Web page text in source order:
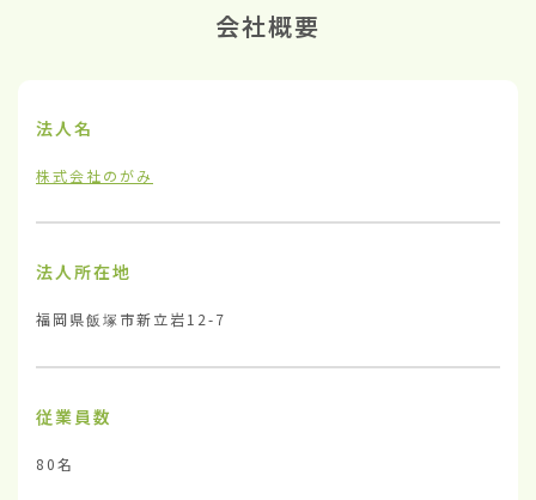
会社概要
法人名
株式会社のがみ
法人所在地
福岡県飯塚市新立岩12-7
従業員数
80名